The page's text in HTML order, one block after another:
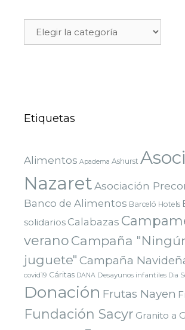
Etiquetas
Alimentos Apadema Ashurst
NazaretAsociación
Banco de Alimentos Barceló Hotels
solidarios Calabazas
verano Campaña
juguete" Campaña
covid19 Cáritas DANA Desayunos infantiles Dia
Donación Frutas Nayen
Fundación Sacyr Granito a